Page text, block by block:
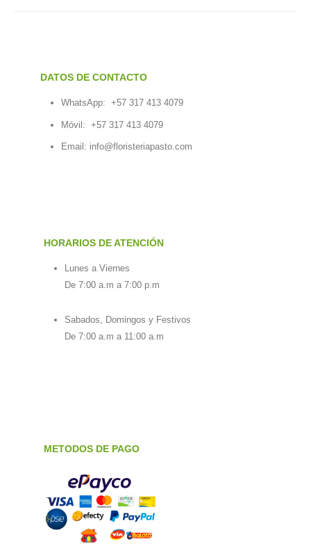
DATOS DE CONTACTO
WhatsApp: +57 317 413 4079
Móvil: +57 317 413 4079
Email: info@floristeriapasto.com
HORARIOS DE ATENCIÓN
Lunes a Viernes
De 7:00 a.m a 7:00 p.m
Sabados, Domingos y Festivos
De 7:00 a.m a 11:00 a.m
METODOS DE PAGO